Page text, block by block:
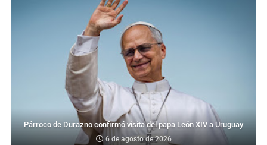
Párroco de Durazno confirmó visita del papa León XIV a Uruguay
6 de agosto de 2026